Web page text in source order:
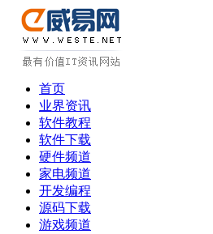
首页
业界资讯
软件教程
软件下载
硬件频道
家电频道
开发编程
源码下载
游戏频道